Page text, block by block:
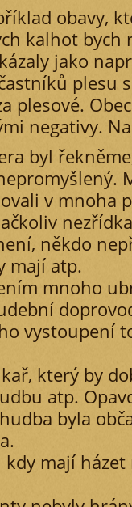
obavy,
kalhot bych
jako
plesu
plesové.
negativy.
byl
v mnoha
někdo
mají atp.
mnoho
vystoupení
který by
atp.
byla
kdy mají házet